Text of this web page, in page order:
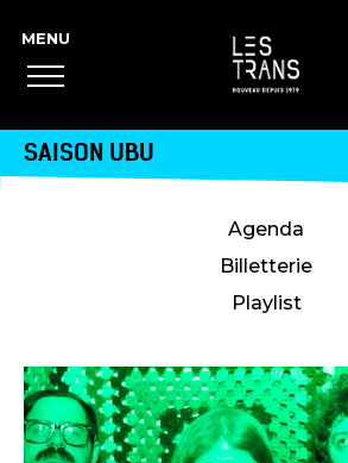
SAISON UBU
Agenda
Billetterie
Playlist